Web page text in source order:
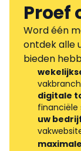
Proef
Word één
ontdek alle
bieden
digitale
financiële
uw